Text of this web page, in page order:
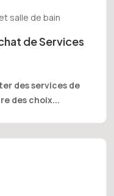
salle de bain
de Services
des services de
des choix...